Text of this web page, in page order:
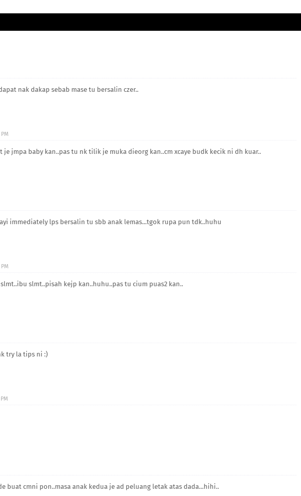
nak dakap sebab mase tu bersalin czer..
je jmpa baby kan..pas tu nk tilik je muka dieorg kan..cm xcaye budk kecik ni dh kuar..
immediately lps bersalin tu sbb anak lemas...tgok rupa pun tdk..huhu
slmt..pisah kejp kan..huhu..pas tu cium puas2 kan..
try la tips ni :)
buat cmni pon..masa anak kedua je ad peluang letak atas dada...hihi..